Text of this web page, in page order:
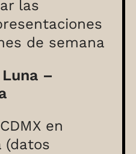
las
de semana
–
en
(datos